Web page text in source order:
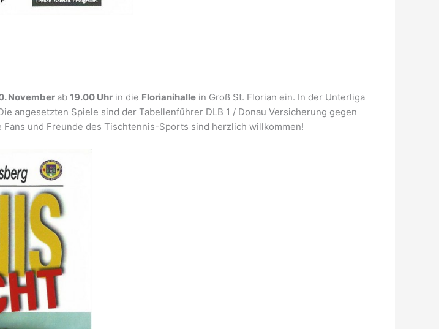
November ab 19.00 Uhr in die Florianihalle in Groß St. Florian ein. In der Unterliga
angesetzten Spiele sind der Tabellenführer DLB 1 / Donau Versicherung gegen
und Freunde des Tischtennis-Sports sind herzlich willkommen!